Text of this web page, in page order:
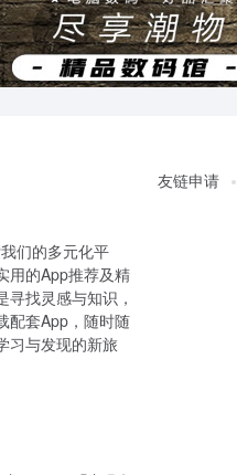
们的多元化平
用的App推荐及精
找灵感与知识，
配套App，随时随
习与发现的新旅
友链申请